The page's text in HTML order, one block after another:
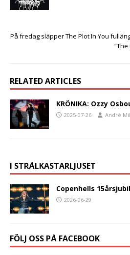
På fredag släpper The Plot In You
“The
RELATED ARTICLES
KRÖNIKA: Ozzy
2025-07-26 André
I STRÅLKASTARLJUSET
Copenhells
2026-06-29
FÖLJ OSS PÅ FACEBOOK